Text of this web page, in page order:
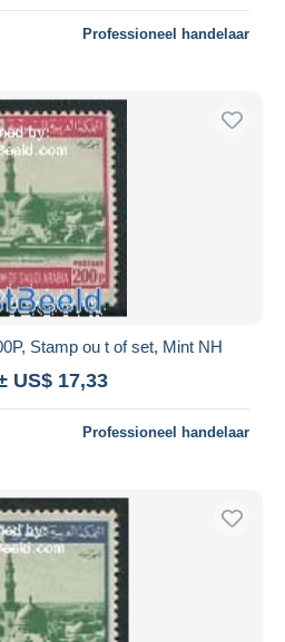
Professioneel handelaar
Stamp ou t of set, Mint NH
US$ 17,33
Professioneel handelaar